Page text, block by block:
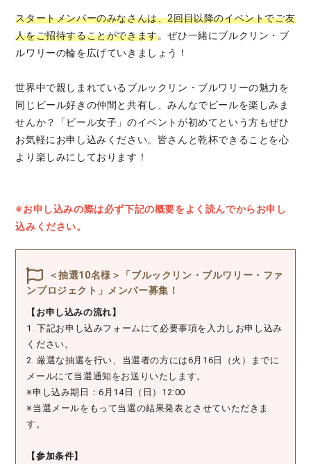
スタートメンバーのみなさんは、2回目以降のイベントでご友
人をご招待することができます。ぜひ一緒にブルクリン・ブ
ルワリーの輪を広げていきましょう！
世界中で親しまれているブルックリン・ブルワリーの魅力を
同じビール好きの仲間と共有し、みんなでビールを楽しみま
せんか？「ビール女子」のイベントが初めてという方もぜひ
お気軽にお申し込みください。皆さんと乾杯できることを心
より楽しみにしております！
※お申し込みの際は必ず下記の概要をよく読んでからお申し
込みください。
＜抽選10名様＞「ブルックリン・ブルワリー・ファ
ンプロジェクト」メンバー募集！
【お申し込みの流れ】
1. 下記お申し込みフォームにて必要事項を入力しお申し込み
ください。
2. 厳選な抽選を行い、当選者の方には6月16日（火）までに
メールにて当選通知をお送りいたします。
※申し込み期日：6月14日（日）12:00
※当選メールをもって当選の結果発表とさせていただきま
す。
【参加条件】